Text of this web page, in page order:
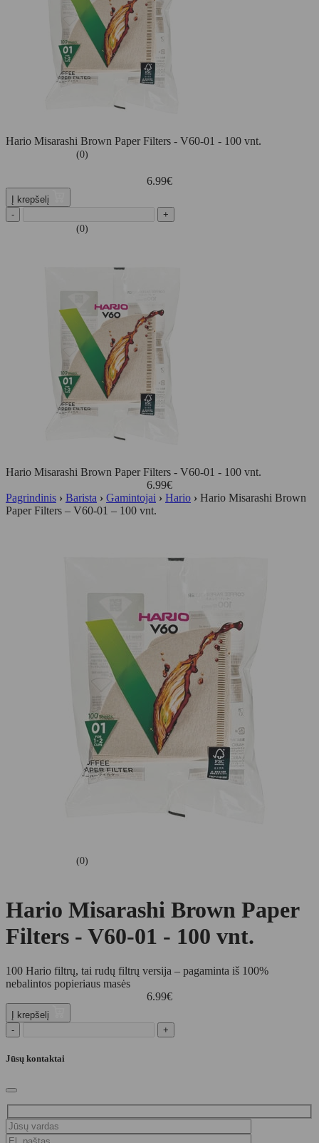
Hario Misarashi Brown Paper Filters - V60-01 - 100 vnt.
(0)
6.99€
Į krepšelį
-
+
(0)
Hario Misarashi Brown Paper Filters - V60-01 - 100 vnt.
6.99€
Pagrindinis › Barista › Gamintojai › Hario › Hario Misarashi Brown
Paper Filters – V60-01 – 100 vnt.
(0)
Hario Misarashi Brown Paper
Filters - V60-01 - 100 vnt.
100 Hario filtrų, tai rudų filtrų versija – pagaminta iš 100%
nebalintos popieriaus masės
6.99€
Į krepšelį
-
+
Jūsų kontaktai